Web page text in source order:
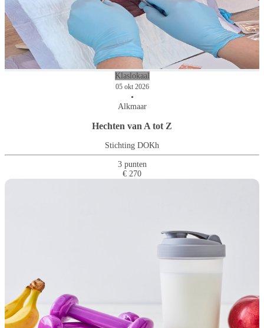
Klaslokaal
05 okt 2026
•
Alkmaar
Hechten van A tot Z
Stichting DOKh
3 punten
€ 270